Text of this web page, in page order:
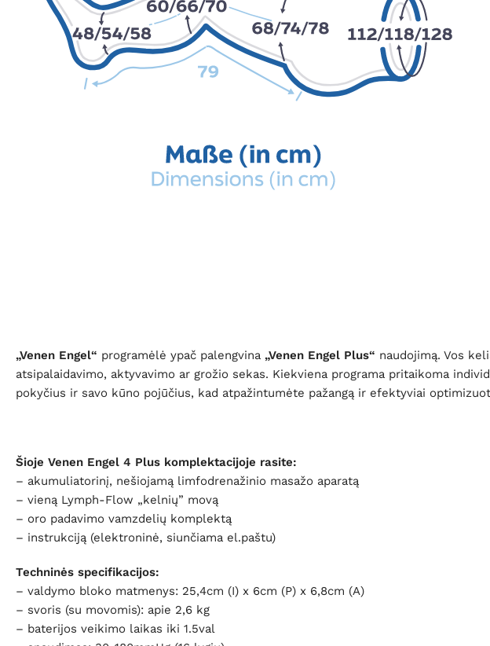
„Venen Engel“ programėlė ypač palengvina „Venen Engel Plus“ naudojimą. Vos
atsipalaidavimo, aktyvavimo ar grožio sekas. Kiekviena programa pritaikoma
pokyčius ir savo kūno pojūčius, kad atpažintumėte pažangą ir efektyviai
Šioje Venen Engel 4 Plus komplektacijoje rasite:
– akumuliatorinį, nešiojamą limfodrenažinio masažo aparatą
– vieną Lymph-Flow „kelnių” movą
– oro padavimo vamzdelių komplektą
– instrukciją (elektroninė, siunčiama el.paštu)
Techninės specifikacijos:
– valdymo bloko matmenys: 25,4cm (I) x 6cm (P) x 6,8cm (A)
– svoris (su movomis): apie 2,6 kg
– baterijos veikimo laikas iki 1.5val